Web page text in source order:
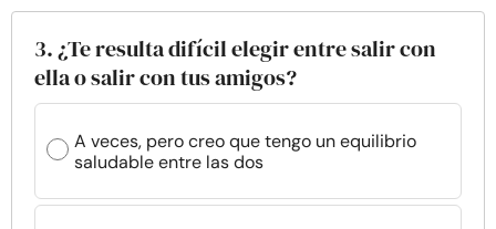
3. ¿Te resulta difícil elegir entre salir con
ella o salir con tus amigos?
A veces, pero creo que tengo un equilibrio
saludable entre las dos